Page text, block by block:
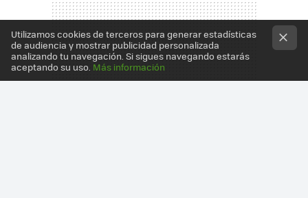
Utilizamos cookies de terceros para generar estadísticas
de audiencia y mostrar publicidad personalizada
analizando tu navegación. Si sigues navegando estarás
aceptando su uso. Más información